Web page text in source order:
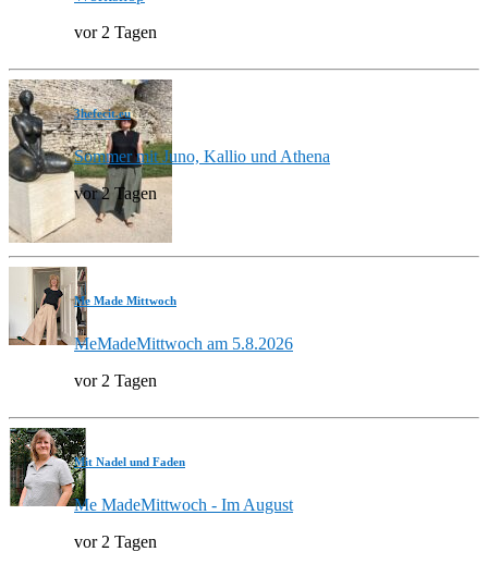
vor 2 Tagen
3hefecit.eu
Sommer mit Juno, Kallio und Athena
vor 2 Tagen
Me Made Mittwoch
MeMadeMittwoch am 5.8.2026
vor 2 Tagen
Mit Nadel und Faden
Me MadeMittwoch - Im August
vor 2 Tagen